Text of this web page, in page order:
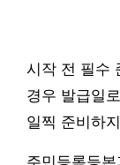
시작 전 필수
경우 발급일
일찍 준비하